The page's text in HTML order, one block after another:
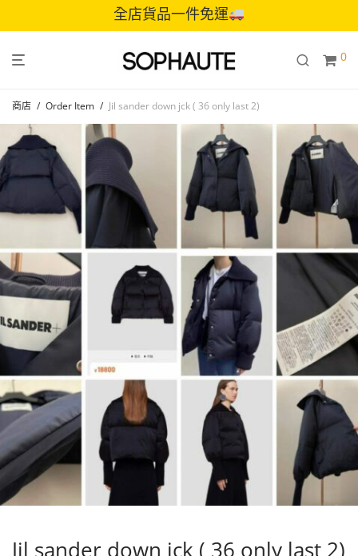
全店貨品一件免運
0
商店 / Order Item / Jil sander down jck ( 36 only last 2)
Jil sander down jck ( 36 only last 2)